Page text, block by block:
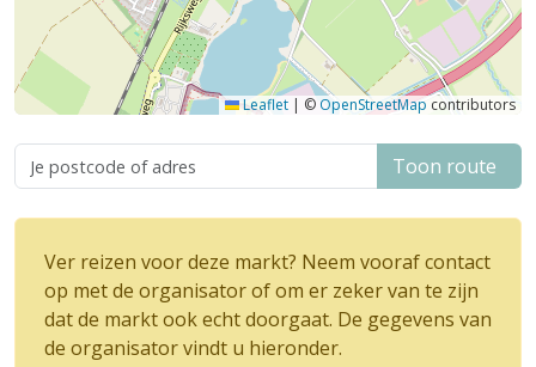
Leaflet | © OpenStreetMap contributors
Toon route
Ver reizen voor deze markt? Neem vooraf contact
op met de organisator of om er zeker van te zijn
dat de markt ook echt doorgaat. De gegevens van
de organisator vindt u hieronder.